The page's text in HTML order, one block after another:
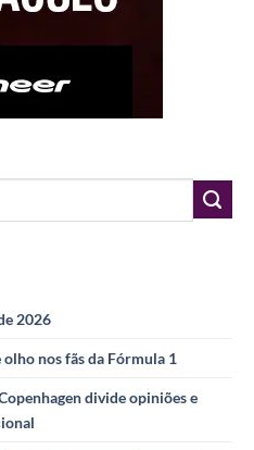
2026
olho nos fãs da Fórmula 1
divide opiniões e